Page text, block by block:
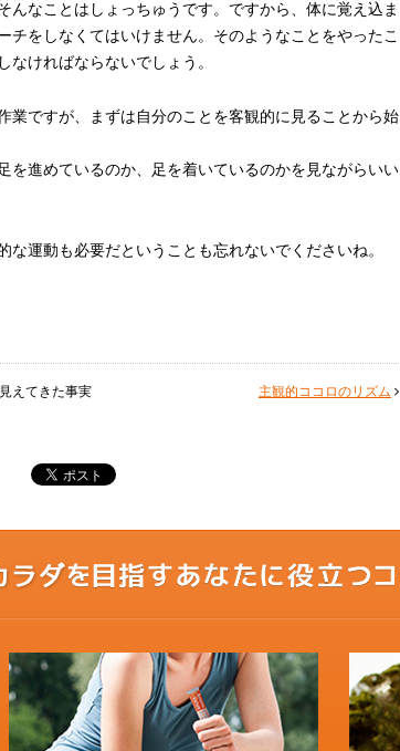
なことはしょっちゅうです。ですから、体に覚え込ま
をしなくてはいけません。そのようなことをやったこ
なければならないでしょう。
業ですが、まずは自分のことを客観的に見ることから始
を進めているのか、足を着いているのかを見ながらいい
運動も必要だということも忘れないでくださいね。
えてきた事実 主観的ココロのリズム